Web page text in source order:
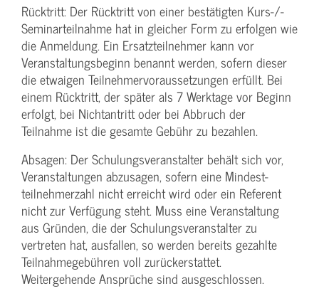
Rücktritt: Der Rücktritt von einer bestätigten Kurs-/­
Seminarteilnahme hat in gleicher Form zu erfolgen wie
die Anmeldung. Ein Ersatzteilnehmer kann vor
Veranstaltungs­beginn benannt werden, sofern dieser
die etwaigen Teilnehmer­voraussetzungen erfüllt. Bei
einem Rücktritt, der später als 7 Werktage vor Beginn
erfolgt, bei Nichtantritt oder bei Abbruch der
Teilnahme ist die gesamte Gebühr zu bezahlen.
Absagen: Der Schulungs­veranstalter behält sich vor,
Veranstaltungen abzusagen, sofern eine Mindest­
teilnehmerzahl nicht erreicht wird oder ein Referent
nicht zur Verfügung steht. Muss eine Veranstaltung
aus Gründen, die der Schulungs­veranstalter zu
vertreten hat, ausfallen, so werden bereits gezahlte
Teilnahme­gebühren voll zurückerstattet.
Weitergehende Ansprüche sind ausgeschlossen.